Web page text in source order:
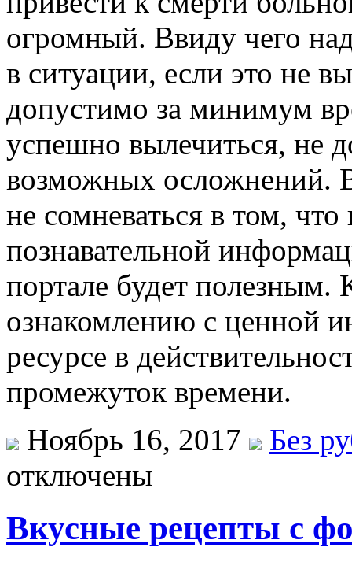
огромный. Ввиду чего
в ситуации, если это не
допустимо за минимум
успешно вылечиться, не
возможных осложнений.
не сомневаться в том,
познавательной
портале будет полезным.
ознакомлению с ценной
ресурсе в
промежуток времени.
Ноябрь 16, 2017
Без
отключены
Вкусные рецепты с